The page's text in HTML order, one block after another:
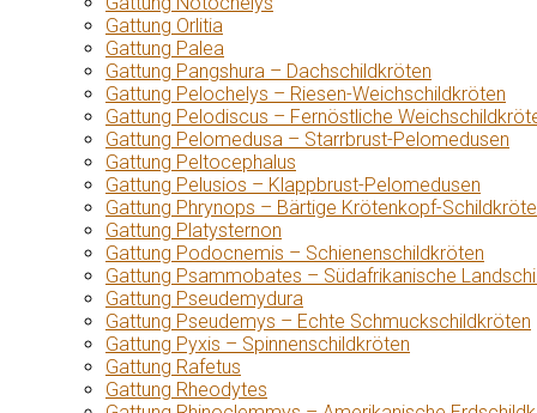
Gattung Orlitia
Gattung Palea
Gattung Pangshura – Dachschildkröten
Gattung Pelochelys – Riesen-Weichschildkröten
Gattung Pelodiscus – Fernöstliche
Gattung Pelomedusa – Starrbrust-Pelomedusen
Gattung Peltocephalus
Gattung Pelusios – Klappbrust-Pelomedusen
Gattung Phrynops – Bärtige Krötenkopf-
Gattung Platysternon
Gattung Podocnemis – Schienenschildkröten
Gattung Psammobates – Südafrikanische
Gattung Pseudemydura
Gattung Pseudemys – Echte Schmuckschildkröten
Gattung Pyxis – Spinnenschildkröten
Gattung Rafetus
Gattung Rheodytes